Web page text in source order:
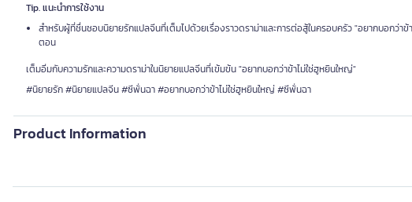
Tip. แนะนำการใช้งาน
สำหรับผู้ที่ชื่นชอบนิยายรักแปลจีนที่เต็มไปด้วยเรื่องราวดราม่าและการต่อสู้ในครอบครัว "อยากบอกว่
ตอน
เต็มอิ่มกับความรักและความดราม่าในนิยายแปลจีนที่เข้มข้น "อยากบอกว่าข้าไม่ใช่ฮูหยินใหญ่"
#นิยายรัก #นิยายแปลจีน #ซีพั่นฉา #อยากบอกว่าข้าไม่ใช่ฮูหยินใหญ่ #ซีพั่นฉา
Product Information